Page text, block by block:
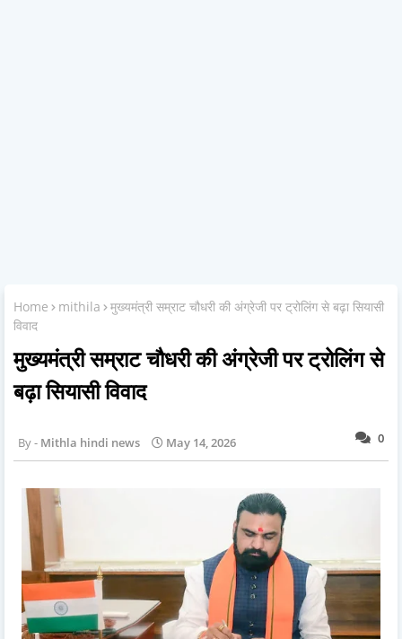
Home mithila
मुख्यमंत्री सम्राट चौधरी की अंग्रेजी पर ट्रोलिंग से बढ़ा सियासी
विवाद
मुख्यमंत्री सम्राट चौधरी की अंग्रेजी पर ट्रोलिंग से
बढ़ा सियासी विवाद
0
Mithla hindi news May 14, 2026